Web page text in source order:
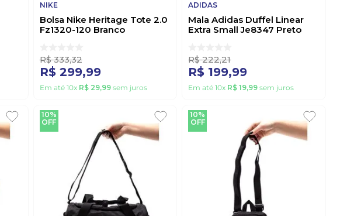
NIKE
Bolsa Nike Heritage Tote 2.0
Fz1320-120 Branco
R$ 333,32
R$ 299,99
Em até 10x R$ 29,99sem juros
ADIDAS
Mala Adidas Duffel Linear
Extra Small Je8347 Preto
R$ 222,21
R$ 199,99
Em até10x R$ 19,99 sem juros
10%
OFF
10%
OFF